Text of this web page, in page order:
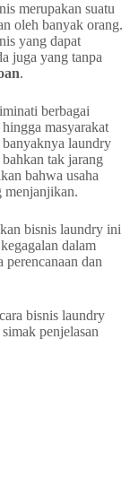
merupakan suatu
oleh banyak orang.
yang dapat
juga yang tanpa
.
berbagai
masyarakat
laundry
tak jarang
bahwa usaha
menjanjikan.
bisnis laundry ini
dalam
dan
bisnis laundry
penjelasan